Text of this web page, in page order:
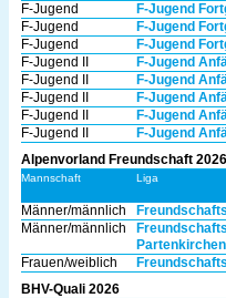
F-Jugend
F-Jugend
F-Jugend
F-Jugend
F-Jugend
F-Jugend
F-Jugend II
F-Jugend
F-Jugend II
F-Jugend
F-Jugend II
F-Jugend
F-Jugend II
F-Jugend
F-Jugend II
F-Jugend
Alpenvorland Freundschaft
Mannschaft Liga
Männer/männlich
Männer/männlich
Partenkirchen
Frauen/weiblich
BHV-Quali 2026